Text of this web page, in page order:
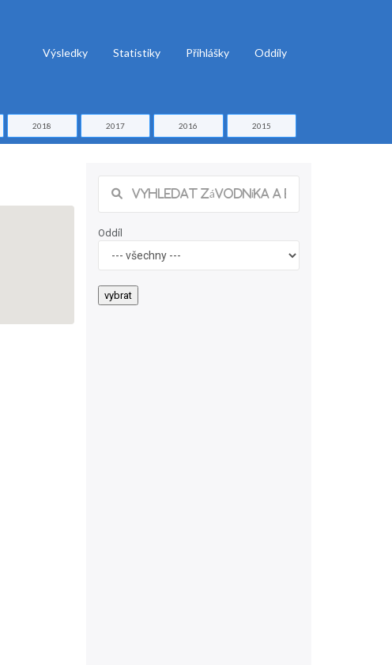
Výsledky Statistiky Přihlášky Oddíly
2018 2017 2016 2015
Oddíl